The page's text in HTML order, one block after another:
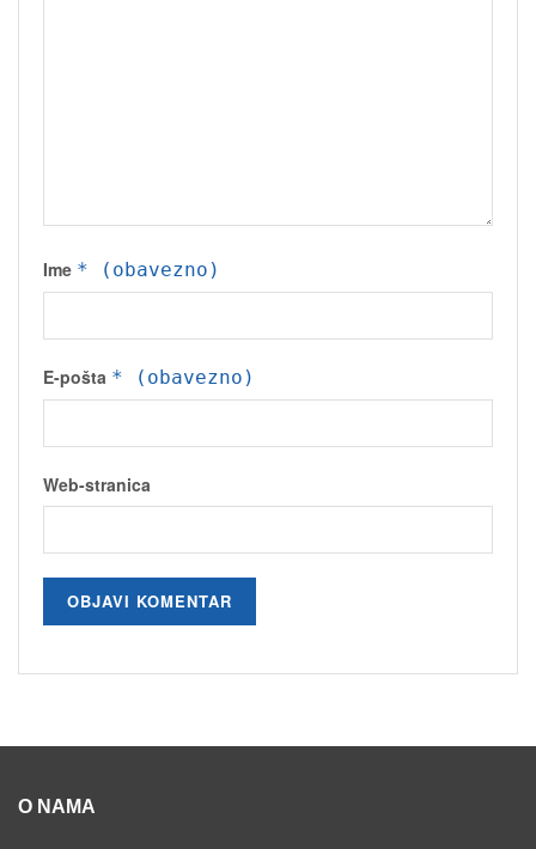
Ime * (obavezno)
E-pošta * (obavezno)
Web-stranica
O NAMA